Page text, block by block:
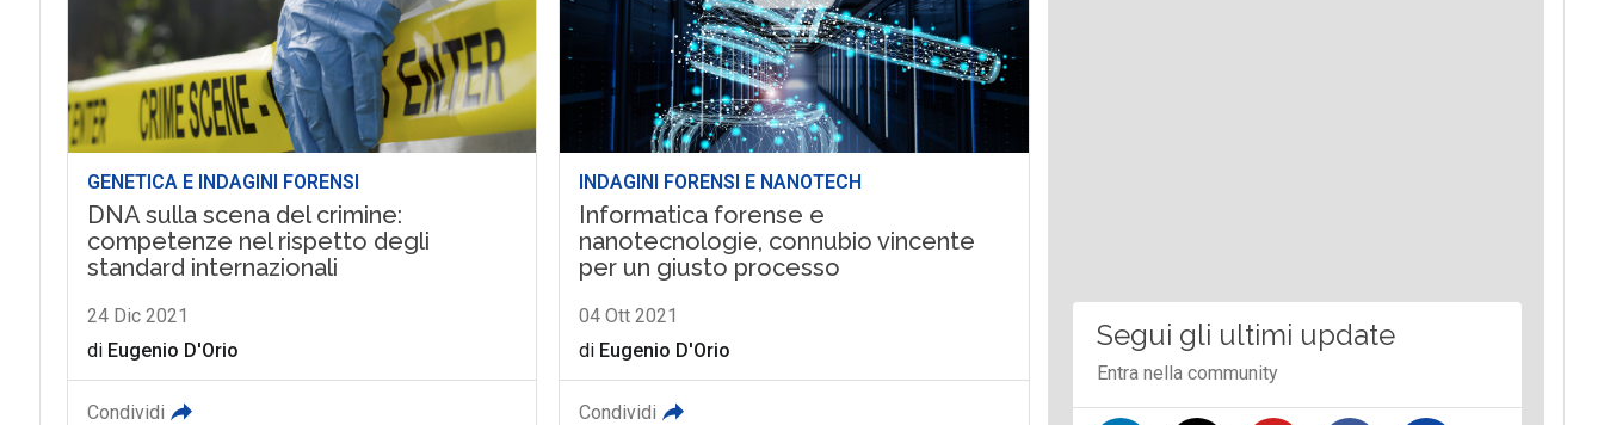
GENETICA E INDAGINI FORENSI
DNA sulla scena del crimine:
competenze nel rispetto degli
standard internazionali
24 Dic 2021
di Eugenio D'Orio
Condividi
INDAGINI FORENSI E NANOTECH
Informatica forense e
nanotecnologie, connubio vincente
per un giusto processo
04 Ott 2021
di Eugenio D'Orio
Condividi
Segui gli ultimi update
Entra nella community